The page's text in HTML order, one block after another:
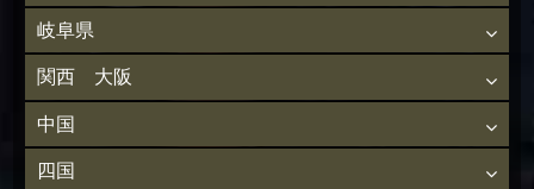
岐阜県
関西 大阪
中国
四国